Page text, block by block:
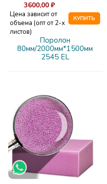
3600,00 ₽
Цена зависит от
объема (опт от 2-х
листов)
КУПИТЬ
Поролон
80мм/2000мм*1500мм
2545 EL